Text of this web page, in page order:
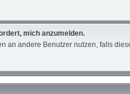
mich anzumelden.
an andere Benutzer nutzen, falls